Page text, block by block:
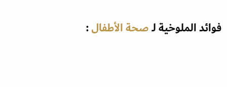
فوائد الملوخية لـصحة الأطفال: